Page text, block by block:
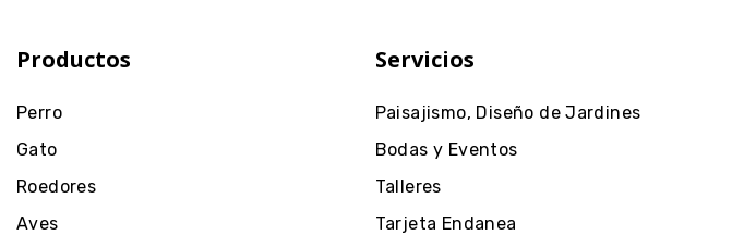
Productos
Perro
Gato
Roedores
Aves
Servicios
Paisajismo, Diseño de Jardines
Bodas y Eventos
Talleres
Tarjeta Endanea